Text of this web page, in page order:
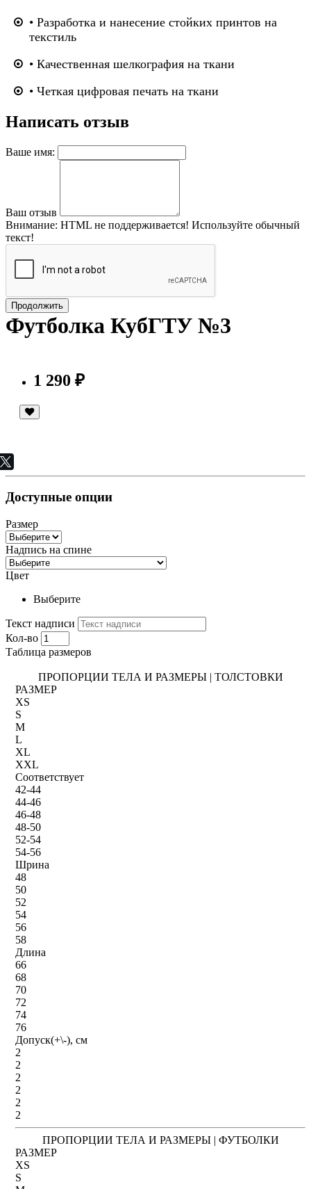
• Разработка и нанесение стойких принтов на
текстиль
• Качественная шелкография на ткани
• Четкая цифровая печать на ткани
Написать отзыв
Ваше имя:
Ваш отзыв
Внимание: HTML не поддерживается! Используйте обычный
текст!
Продолжить
Футболка КубГТУ №3
1 290 ₽
Доступные опции
Размер
Надпись на спине
Цвет
Выберите
Текст надписи
Кол-во
Таблица размеров
ПРОПОРЦИИ ТЕЛА И РАЗМЕРЫ | ТОЛСТОВКИ
РАЗМЕР
XS
S
M
L
XL
XXL
Соответствует
42-44
44-46
46-48
48-50
52-54
54-56
Шрина
48
50
52
54
56
58
Длина
66
68
70
72
74
76
Допуск(+\-), см
2
2
2
2
2
2
ПРОПОРЦИИ ТЕЛА И РАЗМЕРЫ | ФУТБОЛКИ
РАЗМЕР
XS
S